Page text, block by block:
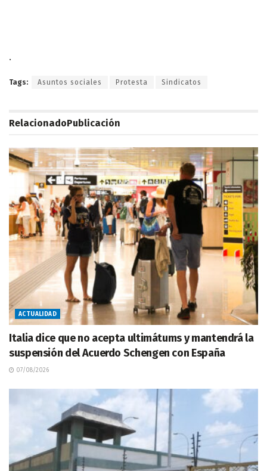
.
Tags: Asuntos sociales Protesta Sindicatos
RelacionadoPublicación
ACTUALIDAD
Italia dice que no acepta ultimátums y mantendrá la
suspensión del Acuerdo Schengen con España
07/08/2026